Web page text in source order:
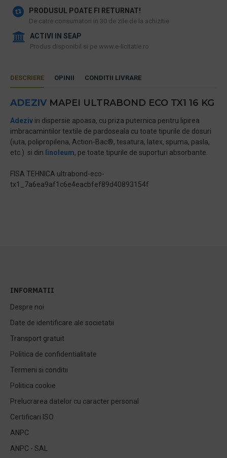
PRODUSUL POATE FI RETURNAT!
De catre consumatori in 30 de zile de la achizitie
ACTIVI IN SEAP
Produs disponibil si pe www.e-licitatie.ro
DESCRIERE OPINII CONDITII LIVRARE
ADEZIVMAPEI ULTRABOND ECO TX1 16 KG
Adeziv in dispersie apoasa, cu priza puternica pentru lipirea
imbracamintilor textile de pardoseala cu toate tipurile de dosuri
(iuta, polipropilena, Action-Bac®, tesatura, latex, spuma, pasla,
etc.) si din linoleum, pe toate tipurile de suporturi absorbante.
FISA TEHNICA ultrabond-eco-
tx1_7a6ea9af1c6e4eacbfef89d40893154f
INFORMATII
Despre noi
Date de identificare ale societatii
Transport gratuit
Politica de confidentialitate
Termeni si conditii
Politica cookie
Prelucrarea datelor cu caracter personal
Certificari ISO
ANPC
ANPC - SAL